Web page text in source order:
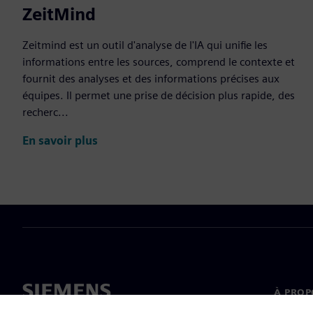
ZeitMind
Zeitmind est un outil d'analyse de l'IA qui unifie les
informations entre les sources, comprend le contexte et
fournit des analyses et des informations précises aux
équipes. Il permet une prise de décision plus rapide, des
recherc...
En savoir plus
À